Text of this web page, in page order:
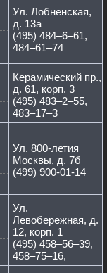
Ул. Лобненская,
д. 13а
(495) 484–6–61,
484–61–74
Керамический пр.,
д. 61, корп. 3
(495) 483–2–55,
483–17–3
Ул. 800-летия
Москвы, д. 7б
(499) 900-01-14
Ул.
Левобережная, д.
12, корп. 1
(495) 458–56–39,
458–75–16,